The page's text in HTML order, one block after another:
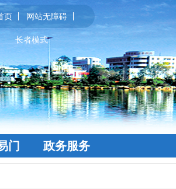
页 网站无障碍
长者模式
门 政务服务